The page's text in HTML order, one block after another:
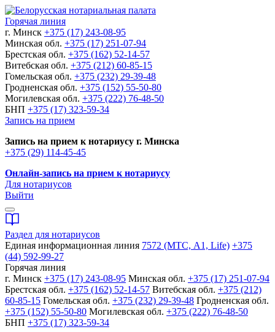
Горячая линия
г. Минск +375 (17) 243-08-95
Минская обл. +375 (17) 251-07-94
Брестская обл. +375 (162) 52-14-57
Витебская обл. +375 (212) 60-85-15
Гомельская обл. +375 (232) 29-39-48
Гродненская обл. +375 (152) 55-50-80
Могилевская обл. +375 (222) 76-48-50
БНП +375 (17) 323-59-34
Запись на прием
Запись на прием к нотариусу г. Минска
+375 (29) 114-45-45
Онлайн-запись на прием к нотариусу
Для нотариусов
Выйти
Раздел для нотариусов
Единая информационная линия 7572 (МТС, A1, Life) +375
(44) 592-99-27
Горячая линия
г. Минск +375 (17) 243-08-95 Минская обл. +375 (17) 251-07-94
Брестская обл. +375 (162) 52-14-57 Витебская обл. +375 (212)
60-85-15 Гомельская обл. +375 (232) 29-39-48 Гродненская обл.
+375 (152) 55-50-80 Могилевская обл. +375 (222) 76-48-50
БНП +375 (17) 323-59-34